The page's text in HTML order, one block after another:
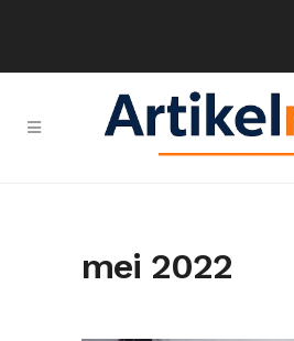
mei 2022